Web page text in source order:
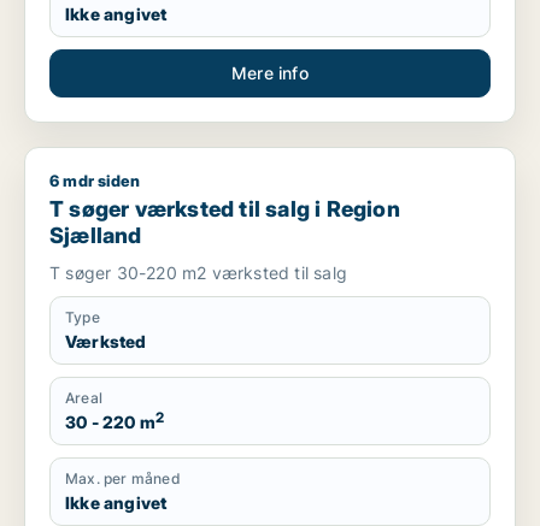
Ikke angivet
Mere info
T søger værksted til salg i Region Sjælland
6 mdr siden
T søger værksted til salg i Region
Sjælland
T søger 30-220 m2 værksted til salg
Type
Værksted
Areal
30 - 220 m2
Max. per måned
Ikke angivet